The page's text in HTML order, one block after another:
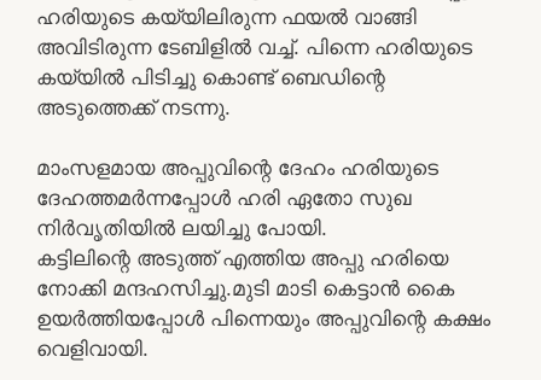
ഹരിയുടെ കയ്യിലിരുന്ന ഫയൽ വാങ്ങി
അവിടിരുന്ന ടേബിളിൽ വച്ച്. പിന്നെ ഹരിയുടെ
കയ്യിൽ പിടിച്ചു കൊണ്ട് ബെഡിന്റെ
അടുത്തെക്ക് നടന്നു.
മാംസളമായ അപ്പുവിന്റെ ദേഹം ഹരിയുടെ
ദേഹത്തമർന്നപ്പോൾ ഹരി ഏതോ സുഖ
നിർവൃതിയിൽ ലയിച്ചു പോയി.
കട്ടിലിന്റെ അടുത്ത് എത്തിയ അപ്പു ഹരിയെ
നോക്കി മന്ദഹസിച്ചു.മുടി മാടി കെട്ടാൻ കൈ
ഉയർത്തിയപ്പോൾ പിന്നെയും അപ്പുവിന്റെ കക്ഷം
വെളിവായി.